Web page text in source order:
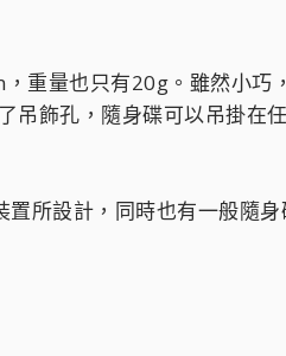
重量也只有20g。雖然小
吊飾孔，隨身碟可以吊掛在
置所設計，同時也有一般